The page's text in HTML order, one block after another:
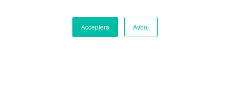
Acceptera Avböjr